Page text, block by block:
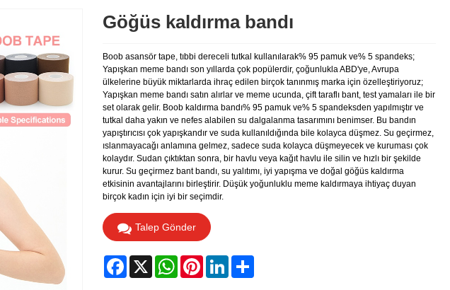
Göğüs kaldırma bandı
Boob asansör tape, tıbbi dereceli tutkal kullanılarak% 95 pamuk ve% 5 spandeks;
Yapışkan meme bandı son yıllarda çok popülerdir, çoğunlukla ABD'ye, Avrupa
ülkelerine büyük miktarlarda ihraç edilen birçok tanınmış marka için özelleştiriyoruz;
Yapışkan meme bandı satın alırlar ve meme ucunda, çift taraflı bant, test yamaları ile bir
set olarak gelir. Boob kaldırma bandı% 95 pamuk ve% 5 spandeksden yapılmıştır ve
tutkal daha yakın ve nefes alabilen su dalgalanma tasarımını benimser. Bu bandın
yapıştırıcısı çok yapışkandır ve suda kullanıldığında bile kolayca düşmez. Su geçirmez,
ıslanmayacağı anlamına gelmez, sadece suda kolayca düşmeyecek ve kuruması çok
kolaydır. Sudan çıktıktan sonra, bir havlu veya kağıt havlu ile silin ve hızlı bir şekilde
kurur. Su geçirmez bant bandı, su yalıtımı, iyi yapışma ve doğal göğüs kaldırma
etkisinin avantajlarını birleştirir. Düşük yoğunluklu meme kaldırmaya ihtiyaç duyan
birçok kadın için iyi bir seçimdir.
Talep Gönder
Facebook WhatsAppPinterestLinkedIn